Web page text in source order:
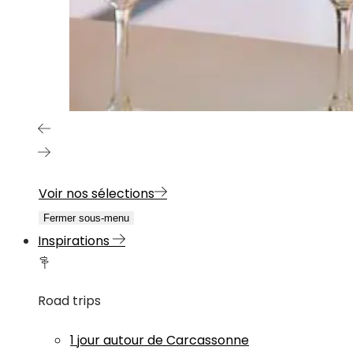
Voir nos sélections
Fermer sous-menu
Inspirations
Road trips
1 jour autour de Carcassonne